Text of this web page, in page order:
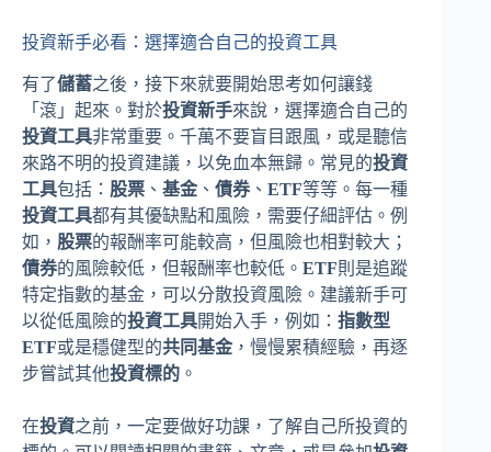
投資新手必看：選擇適合自己的投資工具
有了儲蓄之後，接下來就要開始思考如何讓錢
「滾」起來。對於投資新手來說，選擇適合自己的
投資工具非常重要。千萬不要盲目跟風，或是聽信
來路不明的投資建議，以免血本無歸。常見的投資
工具包括： 股票 、 基金 、 債券、 ETF等等。每一種
投資工具都有其優缺點和風險，需要仔細評估。例
如， 股票的報酬率可能較高，但風險也相對較大；
債券的風險較低，但報酬率也較低。 ETF則是追蹤
特定指數的基金，可以分散投資風險。建議新手可
以從低風險的投資工具開始入手，例如： 指數型
ETF或是穩健型的共同基金 ，慢慢累積經驗，再逐
步嘗試其他投資標的 。
在投資之前，一定要做好功課，了解自己所投資的